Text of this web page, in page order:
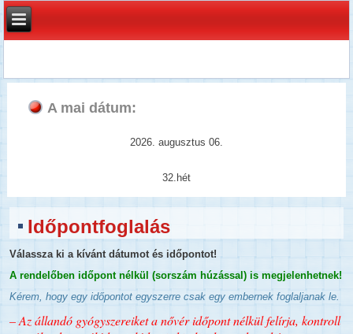
A mai dátum:
2026. augusztus 06.
32.hét
Időpontfoglalás
Válassza ki a kívánt dátumot és időpontot!
A rendelőben időpont nélkül (sorszám húzással) is megjelenhetnek!
Kérem, hogy egy időpontot egyszerre csak egy embernek foglaljanak le.
– Az állandó gyógyszereiket a nővér időpont nélkül felírja, kontroll